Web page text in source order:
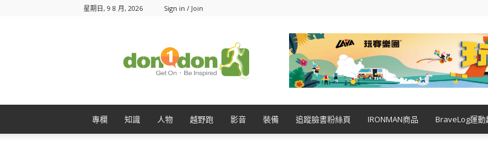
星期日, 9 8 月, 2026 Sign in / Join
專欄 知識 人物 越野跑 影音 裝備 追蹤臉書粉絲頁 IRONMAN商品 BraveLog運動